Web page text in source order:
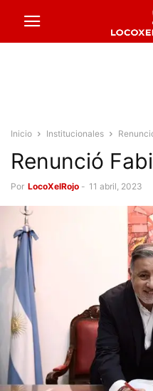
Inicio Institucionales
Renunció
Por LocoXelRojo - 11 abril, 2023